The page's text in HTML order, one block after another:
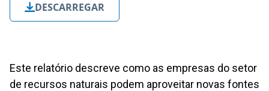
DESCARREGAR
Este relatório descreve como as empresas do setor
de recursos naturais podem aproveitar novas fontes